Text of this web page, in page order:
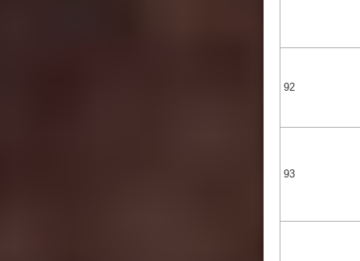
92
93